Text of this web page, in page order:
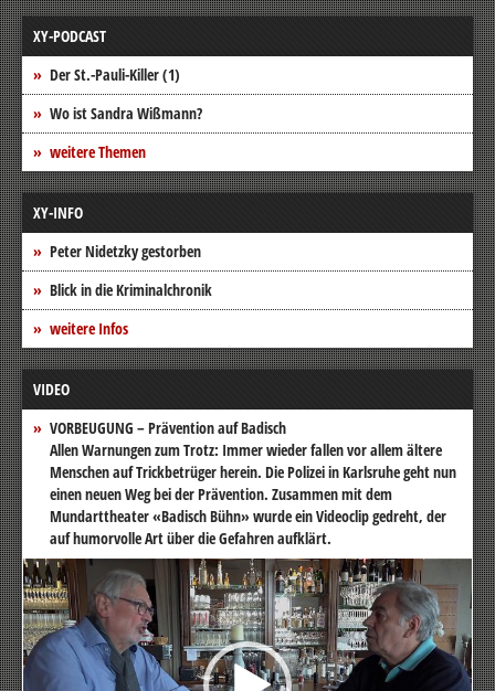
XY-PODCAST
Der St.-Pauli-Killer (1)
Wo ist Sandra Wißmann?
weitere Themen
XY-INFO
Peter Nidetzky gestorben
Blick in die Kriminalchronik
weitere Infos
VIDEO
VORBEUGUNG – Prävention auf Badisch
Allen Warnungen zum Trotz: Immer wieder fallen vor allem ältere
Menschen auf Trickbetrüger herein. Die Polizei in Karlsruhe geht nun
einen neuen Weg bei der Prävention. Zusammen mit dem
Mundarttheater «Badisch Bühn» wurde ein Videoclip gedreht, der
auf humorvolle Art über die Gefahren aufklärt.
Video-
Player